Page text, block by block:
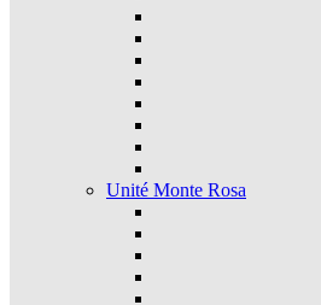
Unité Monte Rosa